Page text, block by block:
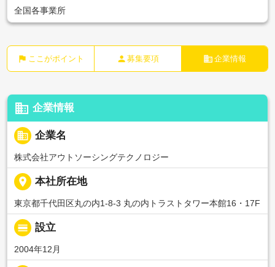
全国各事業所
flag ここがポイント person 募集要項 business 企業情報
business 企業情報
business 企業名
株式会社アウトソーシングテクノロジー
place 本社所在地
東京都千代田区丸の内1-8-3 丸の内トラストタワー本館16・17F
calendar_view_day 設立
2004年12月